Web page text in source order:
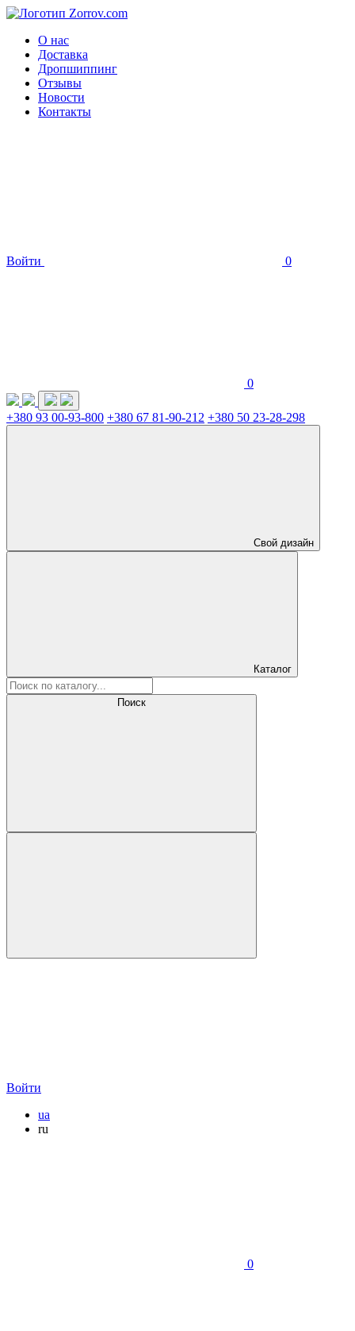
О нас
Доставка
Дропшиппинг
Отзывы
Новости
Контакты
Войти 0
0
+380 93 00-93-800 +380 67 81-90-212 +380 50 23-28-298
Свой дизайн
Каталог
Поиск
Войти
ua
ru
0